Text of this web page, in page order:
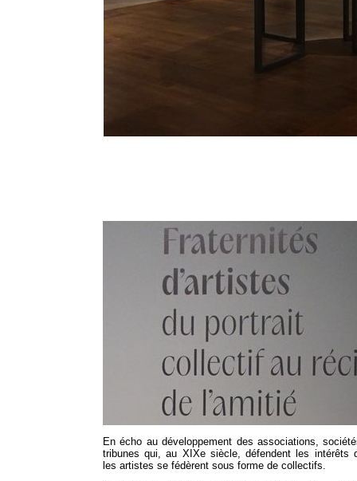
En écho au développement des associations,
tribunes qui, au XIXe siècle, défendent les intérêts
les artistes se fédèrent sous forme de collectifs.